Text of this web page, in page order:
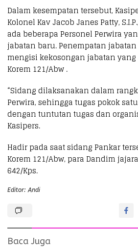
Dalam kesempatan tersebut,
Kolonel Kav Jacob Janes Patty,
ada beberapa Personel Perwira
jabatan baru. Penempatan
mengisi kekosongan jabatan
Korem 121/Abw .
“Sidang dilaksanakan dalam
Perwira, sehingga tugas pokok
dengan tuntutan tugas dan
Kasipers.
Hadir pada saat sidang Pankar
Korem 121/Abw, para Dandim
642/Kps.
Editor: Andi
Baca Juga